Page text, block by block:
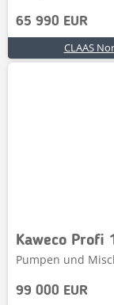
65 990 EUR
CLAAS
Kaweco Profi
Pumpen und
99 000 EUR